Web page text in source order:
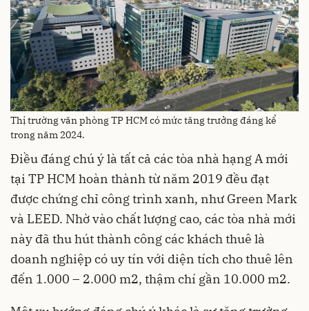
Thị trường văn phòng TP HCM có mức tăng trưởng đáng kể
trong năm 2024.
Điều đáng chú ý là tất cả các tòa nhà hạng A mới
tại TP HCM hoàn thành từ năm 2019 đều đạt
được chứng chỉ công trình xanh, như Green Mark
và LEED. Nhờ vào chất lượng cao, các tòa nhà mới
này đã thu hút thành công các khách thuê là
doanh nghiệp có uy tín với diện tích cho thuê lên
đến 1.000 – 2.000 m2, thậm chí gần 10.000 m2.